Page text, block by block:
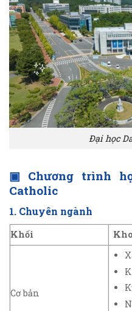
Đại học
▣ Chương trình
Catholic
1. Chuyên ngành
Khối
Cơ bản